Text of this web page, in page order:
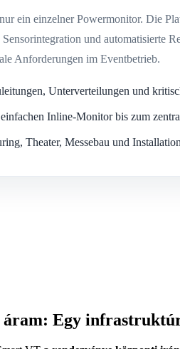
ein einzelner Powermonitor. Die
und automatisierte
Anforderungen im Eventbetrieb.
Unterverteilungen und
Inline-Monitor bis zum
Theater, Messebau und
áram: Egy